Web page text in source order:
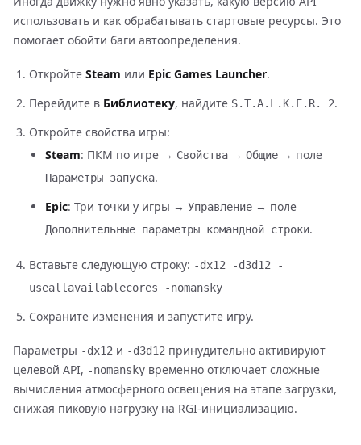
использовать и как обрабатывать стартовые ресурсы. Это
помогает обойти баги автоопределения.
Откройте Steam или Epic Games Launcher.
Перейдите в Библиотеку, найдите S.T.A.L.K.E.R. 2.
Откройте свойства игры:
Steam: ПКМ по игре → Свойства → Общие → поле
Параметры запуска.
Epic: Три точки у игры → Управление → поле
Дополнительные параметры командной строки.
Вставьте следующую строку: -dx12 -d3d12 -
useallavailablecores -nomansky
Сохраните изменения и запустите игру.
Параметры -dx12 и -d3d12 принудительно активируют
целевой API, -nomansky временно отключает сложные
вычисления атмосферного освещения на этапе загрузки,
снижая пиковую нагрузку на RGI-инициализацию.